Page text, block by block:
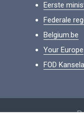
Eerste
Federale
Belgium.be
Your Europe
FOD